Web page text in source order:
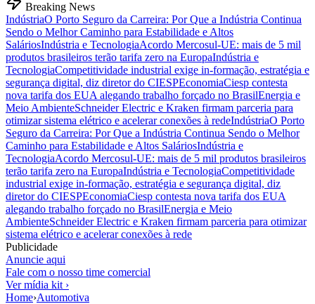
Breaking News
IndústriaO Porto Seguro da Carreira: Por Que a Indústria Continua
Sendo o Melhor Caminho para Estabilidade e Altos
SaláriosIndústria e TecnologiaAcordo Mercosul-UE: mais de 5 mil
produtos brasileiros terão tarifa zero na EuropaIndústria e
TecnologiaCompetitividade industrial exige in-formação, estratégia e
segurança digital, diz diretor do CIESPEconomiaCiesp contesta
nova tarifa dos EUA alegando trabalho forçado no BrasilEnergia e
Meio AmbienteSchneider Electric e Kraken firmam parceria para
otimizar sistema elétrico e acelerar conexões à redeIndústriaO Porto
Seguro da Carreira: Por Que a Indústria Continua Sendo o Melhor
Caminho para Estabilidade e Altos SaláriosIndústria e
TecnologiaAcordo Mercosul-UE: mais de 5 mil produtos brasileiros
terão tarifa zero na EuropaIndústria e TecnologiaCompetitividade
industrial exige in-formação, estratégia e segurança digital, diz
diretor do CIESPEconomiaCiesp contesta nova tarifa dos EUA
alegando trabalho forçado no BrasilEnergia e Meio
AmbienteSchneider Electric e Kraken firmam parceria para otimizar
sistema elétrico e acelerar conexões à rede
Publicidade
Anuncie aqui
Fale com o nosso time comercial
Ver mídia kit ›
Home›Automotiva